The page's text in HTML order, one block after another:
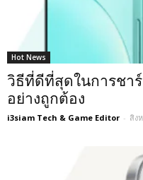
Hot News
วิธีที่ดีที่สุดในการชา
อย่างถูกต้อง
i3siam Tech & Game Editor - สิง